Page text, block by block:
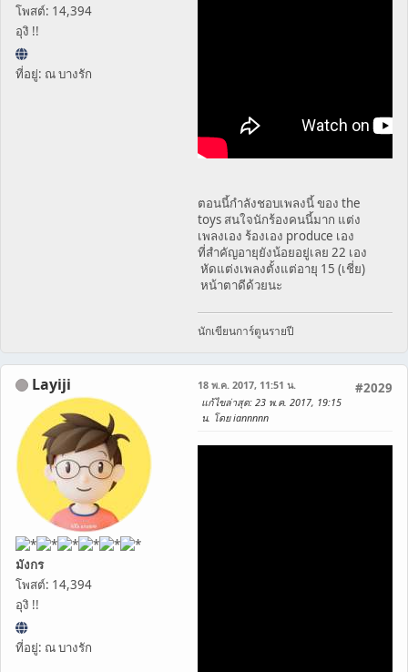
โพสต์: 14,394
อุงิ !!
ที่อยู่: ณ บางรัก
ตอนนี้กำลังชอบเพลงนี้ ของ the
toys สนใจนักร้องคนนี้มาก แต่ง
เพลงเอง ร้องเอง produce เอง
ที่สำคัญอายุยังน้อยอยู่เลย 22 เอง
หัดแต่งเพลงตั้งแต่อายุ 15 (เชี่ย)
หน้าตาดีด้วยนะ
นักเขียนการ์ตูนรายปี
Layiji
มังกร
โพสต์: 14,394
อุงิ !!
ที่อยู่: ณ บางรัก
#2029
18 พ.ค. 2017, 11:51 น.
แก้ไขล่าสุด: 23 พ.ค. 2017, 19:15
น. โดย iannnnn